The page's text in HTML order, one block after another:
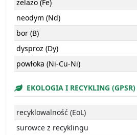
żelazo (Fe)
neodym (Nd)
bor (B)
dysproz (Dy)
powłoka (Ni-Cu-Ni)
EKOLOGIA I RECYKLING (GPSR)
recyklowalność (EoL)
surowce z recyklingu